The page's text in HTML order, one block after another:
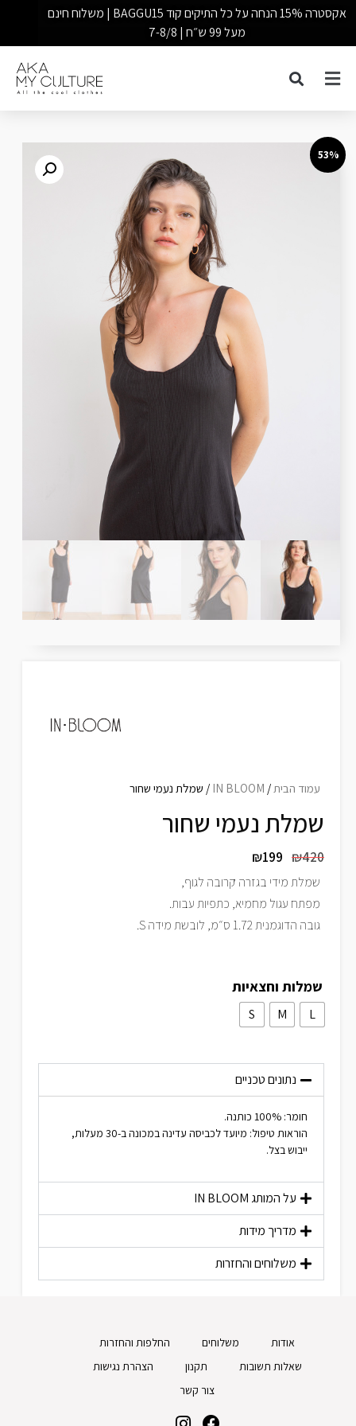
אקסטרה 15% הנחה על כל התיקים קוד BAGGU15 | משלוח חינם
מעל 99 ש״ח | 7-8/8
53%
עמוד הבית/
IN BLOOM / שמלת נעמי שחור
שמלת נעמי שחור
₪420
₪199
שמלת מידי בגזרה קרובה לגוף,
מפתח עגול מחמיא, כתפיות עבות.
גובה הדוגמנית 1.72 ס״מ, לובשת מידה S.
שמלות וחצאיות
L
M
S
נתונים טכניים
חומר: 100% כותנה.
הוראות טיפול: מיועד לכביסה עדינה במכונה ב-30 מעלות,
ייבוש בצל.
על המותג IN BLOOM
מדריך מידות
משלוחים והחזרות
אודות משלוחים
החלפות והחזרות
שאלות תשובות
תקנון
הצהרת נגישות
צור קשר